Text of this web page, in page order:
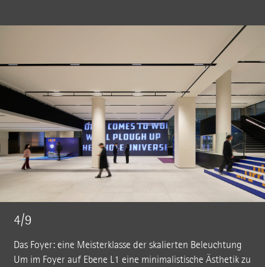
4/9
Das Foyer: eine Meisterklasse der skalierten Beleuchtung
Um im Foyer auf Ebene L1 eine minimalistische Ästhetik zu